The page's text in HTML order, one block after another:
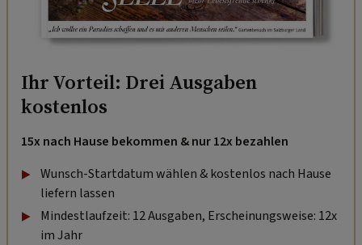
Ihr Vorteil: Drei Ausgaben
kostenlos
15x nach Hause bekommen & nur 12x bezahlen
Wunsch-Startdatum wählen & kostenlos nach Hause
liefern lassen
Mindestlaufzeit: 12 Ausgaben, Erscheinungsweise: 12x
im Jahr